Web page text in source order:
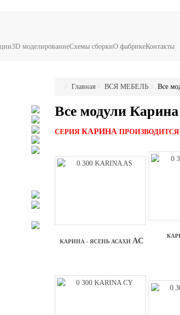
3D моделированиеСхемы сборкиО фабрикеКонтакты
Главная ВСЯ МЕБЕЛЬ Все
Все модули Карина
СЕРИЯ КАРИНА ПРОИЗВОДИТСЯ
КАРИНА - ЯСЕНЬ АСАХИ АС